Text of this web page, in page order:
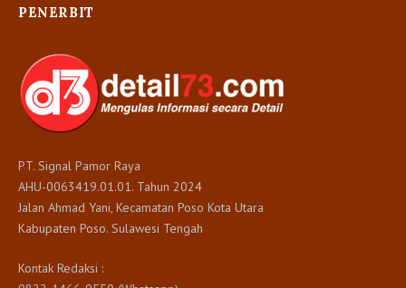
PENERBIT
PT. Signal Pamor Raya
AHU-0063419.01.01. Tahun 2024
Jalan Ahmad Yani, Kecamatan Poso Kota Utara
Kabupaten Poso. Sulawesi Tengah
Kontak Redaksi :